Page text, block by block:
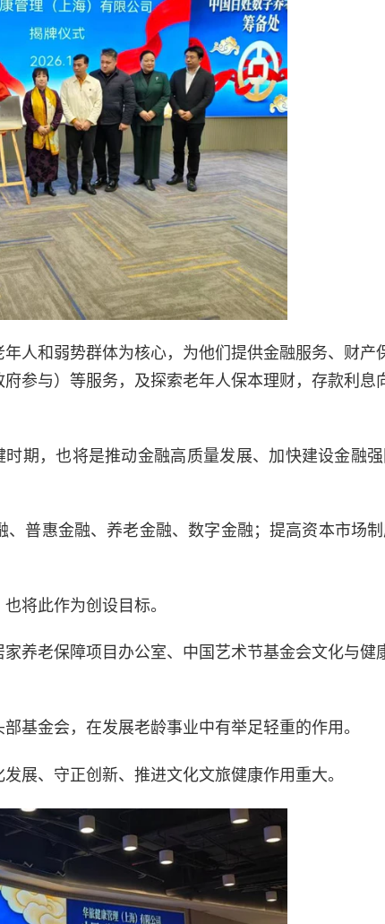
人和弱势群体为核心，为他们提供金融服务、财产
参与）等服务，及探索老年人保本理财，存款利息
期，也将是推动金融高质量发展、加快建设金融强
普惠金融、养老金融、数字金融；提高资本市场
将此作为创设目标。
养老保障项目办公室、中国艺术节基金会文化与健
基金会，在发展老龄事业中有举足轻重的作用。
展、守正创新、推进文化文旅健康作用重大。